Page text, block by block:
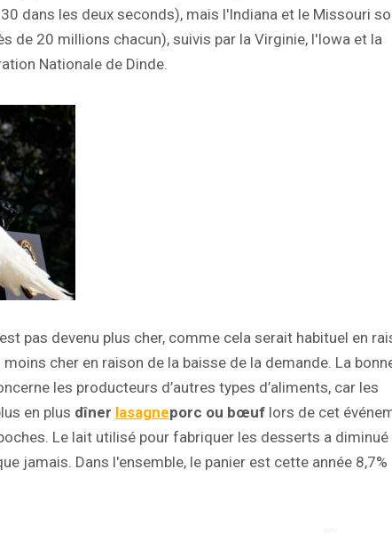
dans les deux seconds), mais l'Indiana et le Missouri
de 20 millions chacun), suivis par la Virginie, l'Iowa et la
Nationale de Dinde.
pas devenu plus cher, comme cela serait habituel en
cher en raison de la baisse de la demande. La
les producteurs d’autres types d’aliments, car les
en plus dîner lasagneporc ou bœuf lors de cet
Le lait utilisé pour fabriquer les desserts a diminué
jamais. Dans l'ensemble, le panier est cette année 8,7%